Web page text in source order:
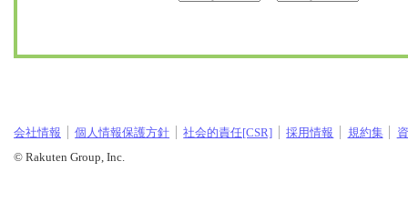
会社情報 個人情報保護方針 社会的責任[CSR] 採用情報 規約集
© Rakuten Group, Inc.